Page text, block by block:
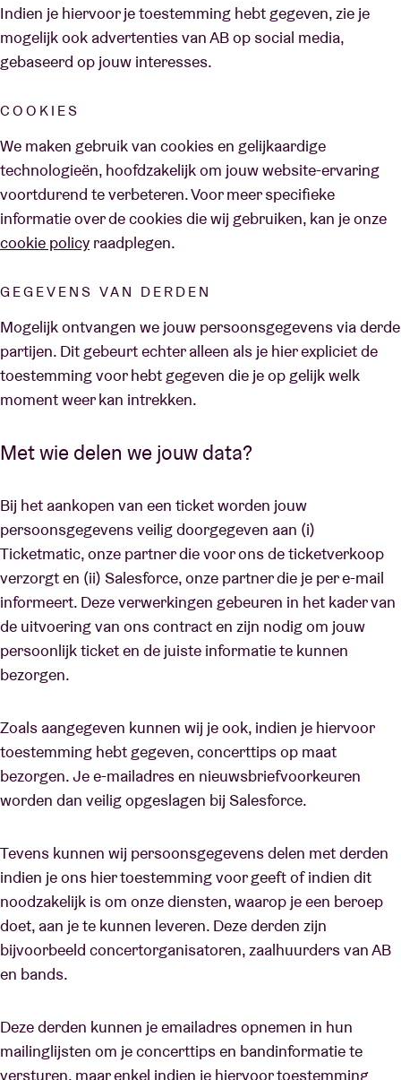
Indien je hiervoor je toestemming hebt gegeven, zie je
mogelijk ook advertenties van AB op social media,
gebaseerd op jouw interesses.
COOKIES
We maken gebruik van cookies en gelijkaardige
technologieën, hoofdzakelijk om jouw website-ervaring
voortdurend te verbeteren. Voor meer specifieke
informatie over de cookies die wij gebruiken, kan je onze
cookie policy raadplegen.
GEGEVENS VAN DERDEN
Mogelijk ontvangen we jouw persoonsgegevens via derde
partijen. Dit gebeurt echter alleen als je hier expliciet de
toestemming voor hebt gegeven die je op gelijk welk
moment weer kan intrekken.
Met wie delen we jouw data?
Bij het aankopen van een ticket worden jouw
persoonsgegevens veilig doorgegeven aan (i)
Ticketmatic, onze partner die voor ons de ticketverkoop
verzorgt en (ii) Salesforce, onze partner die je per e-mail
informeert. Deze verwerkingen gebeuren in het kader van
de uitvoering van ons contract en zijn nodig om jouw
persoonlijk ticket en de juiste informatie te kunnen
bezorgen.
Zoals aangegeven kunnen wij je ook, indien je hiervoor
toestemming hebt gegeven, concerttips op maat
bezorgen. Je e-mailadres en nieuwsbriefvoorkeuren
worden dan veilig opgeslagen bij Salesforce.
Tevens kunnen wij persoonsgegevens delen met derden
indien je ons hier toestemming voor geeft of indien dit
noodzakelijk is om onze diensten, waarop je een beroep
doet, aan je te kunnen leveren. Deze derden zijn
bijvoorbeeld concertorganisatoren, zaalhuurders van AB
en bands.
Deze derden kunnen je emailadres opnemen in hun
mailinglijsten om je concerttips en bandinformatie te
versturen, maar enkel indien je hiervoor toestemming